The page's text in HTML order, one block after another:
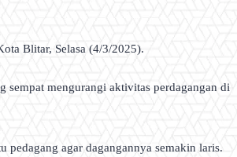
Blitar, Selasa (4/3/2025).
sempat mengurangi aktivitas perdagangan di
agar dagangannya semakin laris.